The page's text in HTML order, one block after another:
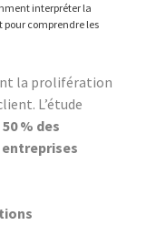
interpréter la
pour comprendre les
la prolifération
L’étude
% des